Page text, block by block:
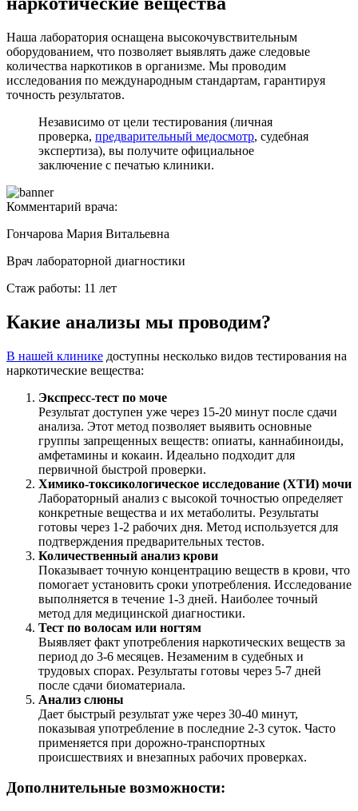
Наша лаборатория оснащена высокочувствительным
оборудованием, что позволяет выявлять даже следовые
количества наркотиков в организме. Мы проводим
исследования по международным стандартам, гарантируя
точность результатов.
Независимо от цели тестирования (личная
проверка, предварительный медосмотр, судебная
экспертиза), вы получите официальное
заключение с печатью клиники.
Комментарий врача:
Гончарова Мария Витальевна
Врач лабораторной диагностики
Стаж работы: 11 лет
Какие анализы мы проводим?
В нашей клинике доступны несколько видов тестирования на
наркотические вещества:
Экспресс-тест по моче
Результат доступен уже через 15-20 минут после сдачи
анализа. Этот метод позволяет выявить основные
группы запрещенных веществ: опиаты, каннабиноиды,
амфетамины и кокаин. Идеально подходит для
первичной быстрой проверки.
Химико-токсикологическое исследование (ХТИ) мочи
Лабораторный анализ с высокой точностью определяет
конкретные вещества и их метаболиты. Результаты
готовы через 1-2 рабочих дня. Метод используется для
подтверждения предварительных тестов.
Количественный анализ крови
Показывает точную концентрацию веществ в крови, что
помогает установить сроки употребления. Исследование
выполняется в течение 1-3 дней. Наиболее точный
метод для медицинской диагностики.
Тест по волосам или ногтям
Выявляет факт употребления наркотических веществ за
период до 3-6 месяцев. Незаменим в судебных и
трудовых спорах. Результаты готовы через 5-7 дней
после сдачи биоматериала.
Анализ слюны
Дает быстрый результат уже через 30-40 минут,
показывая употребление в последние 2-3 суток. Часто
применяется при дорожно-транспортных
происшествиях и внезапных рабочих проверках.
Дополнительные возможности: